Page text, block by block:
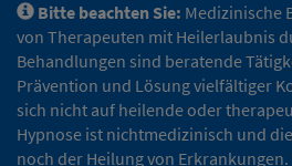
Bitte beachten Sie: Medizinische
von Therapeuten mit Heilerlaubnis
Behandlungen sind beratende
Prävention und Lösung vielfältiger
sich nicht auf heilende oder
Hypnose ist nichtmedizinisch und
noch der Heilung von